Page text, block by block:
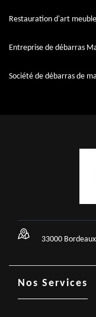
Restauration d'art
Entreprise de débarras
Société de débarras de
33000 Bordeaux
Nos Services